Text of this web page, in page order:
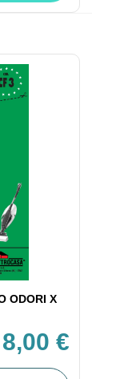
ODORI X
8,00 €